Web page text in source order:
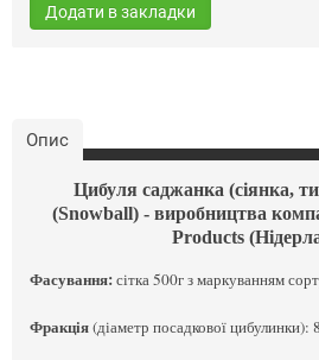
Додати в закладки
Опис
Цибуля саджанка (сіянка,
(Snowball) - виробництва
Products
Фасування:сітка 500г з маркуванням
Фракція(діаметр посадкової цибулинки):